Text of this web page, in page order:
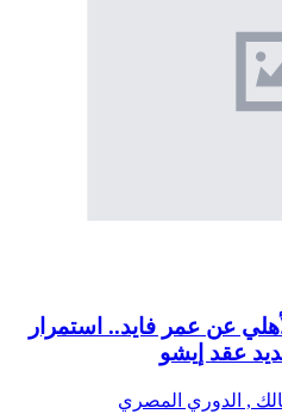
عن عمر فايد.. استمرار
عقد إيشو
, الدوري المصري